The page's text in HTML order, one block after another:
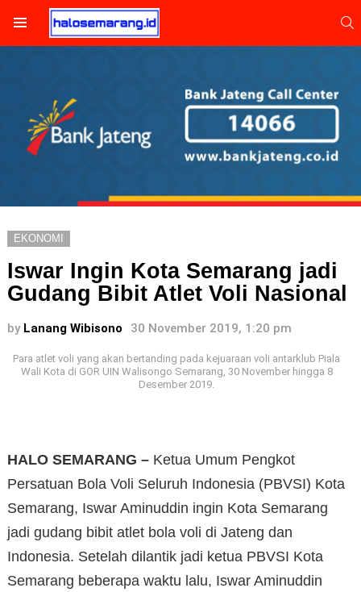
EKONOMI
Iswar Ingin Kota Semarang jadi
Gudang Bibit Atlet Voli Nasional
by Lanang Wibisono 30 November 2019, 1:20 pm
Para atlet voli yang akan bertanding pada kejuaraan voli antarklub Piala
Wali Kota di GOR UIN Walisongo Semarang, 30 November hingga 8
Desember 2019.
HALO SEMARANG – Ketua Umum Pengkot
Persatuan Bola Voli Seluruh Indonesia (PBVSI) Kota
Semarang, Iswar Aminuddin ingin Kota Semarang
jadi gudang bibit atlet bola voli di Jateng dan
Indonesia. Setelah dilantik jadi ketua PBVSI Kota
Semarang beberapa waktu lalu, Iswar Aminuddin